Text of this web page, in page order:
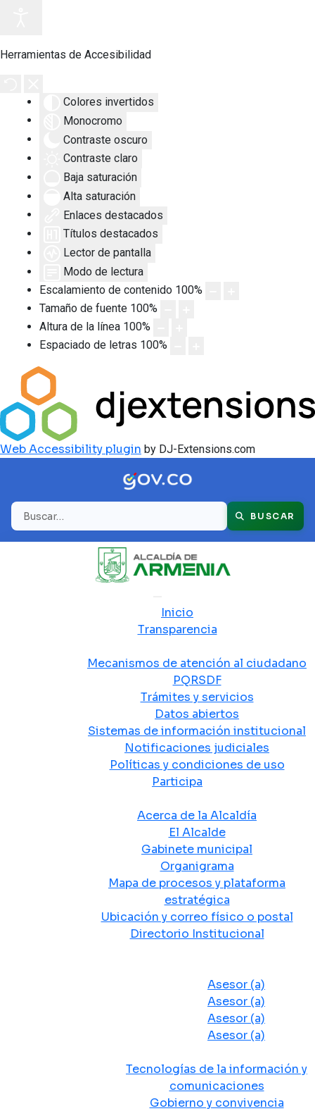
Herramientas de Accesibilidad
Colores invertidos
Monocromo
Contraste oscuro
Contraste claro
Baja saturación
Alta saturación
Enlaces destacados
Títulos destacados
Lector de pantalla
Modo de lectura
Escalamiento de contenido 100%
Tamaño de fuente 100%
Altura de la línea 100%
Espaciado de letras 100%
Web Accessibility plugin by DJ-Extensions.com
Buscar BUSCAR
Inicio
Transparencia
Mecanismos de atención al ciudadano
PQRSDF
Trámites y servicios
Datos abiertos
Sistemas de información institucional
Notificaciones judiciales
Políticas y condiciones de uso
Participa
Acerca de la Alcaldía
El Alcalde
Gabinete municipal
Organigrama
Mapa de procesos y plataforma
estratégica
Ubicación y correo físico o postal
Directorio Institucional
Asesor (a)
Asesor (a)
Asesor (a)
Asesor (a)
Tecnologías de la información y
comunicaciones
Gobierno y convivencia